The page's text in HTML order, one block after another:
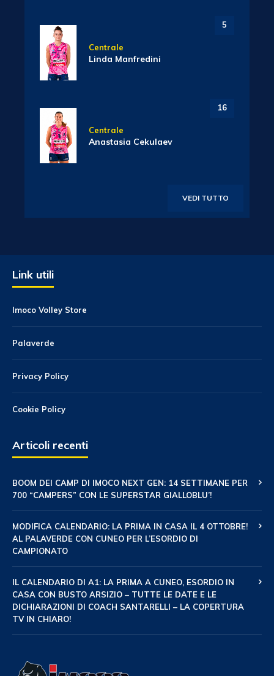
5
Centrale
Linda Manfredini
16
Centrale
Anastasia Cekulaev
VEDI TUTTO
Link utili
Imoco Volley Store
Palaverde
Privacy Policy
Cookie Policy
Articoli recenti
BOOM DEI CAMP DI IMOCO NEXT GEN: 14 SETTIMANE PER
700 “CAMPERS” CON LE SUPERSTAR GIALLOBLU’!
MODIFICA CALENDARIO: LA PRIMA IN CASA IL 4 OTTOBRE!
AL PALAVERDE CON CUNEO PER L’ESORDIO DI
CAMPIONATO
IL CALENDARIO DI A1: LA PRIMA A CUNEO, ESORDIO IN
CASA CON BUSTO ARSIZIO – TUTTE LE DATE E LE
DICHIARAZIONI DI COACH SANTARELLI – LA COPERTURA
TV IN CHIARO!